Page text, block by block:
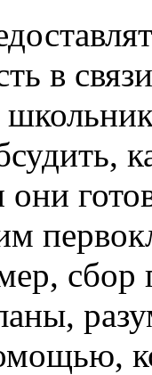
в
они